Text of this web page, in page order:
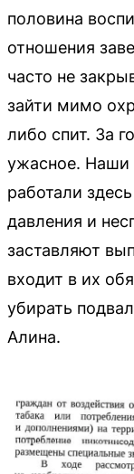
половина
отношения
часто не
зайти мимо
либо спит. За
ужасное. Наши
работали
давления и
заставляют
входит в их
убирать
Алина.